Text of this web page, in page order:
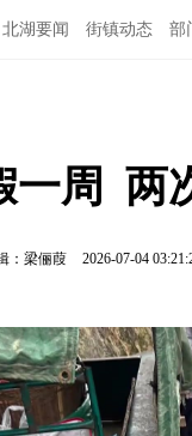
北湖要闻 街镇动态 部
一周  两
：梁俪葭 2026-07-04